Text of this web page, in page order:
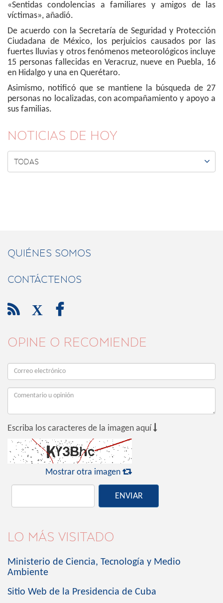
«Sentidas condolencias a familiares y amigos de las
víctimas», añadió.
De acuerdo con la Secretaría de Seguridad y Protección
Ciudadana de México, los perjuicios causados por las
fuertes lluvias y otros fenómenos meteorológicos incluye
15 personas fallecidas en Veracruz, nueve en Puebla, 16
en Hidalgo y una en Querétaro.
Asimismo, notificó que se mantiene la búsqueda de 27
personas no localizadas, con acompañamiento y apoyo a
sus familias.
NOTICIAS DE HOY
TODAS 
QUIÉNES SOMOS
CONTÁCTENOS
 X 
OPINE O RECOMIENDE
Escriba los caracteres de la imagen aquí 
Mostrar otra imagen 
ENVIAR
LO MÁS VISITADO
Ministerio de Ciencia, Tecnología y Medio
Ambiente
Sitio Web de la Presidencia de Cuba